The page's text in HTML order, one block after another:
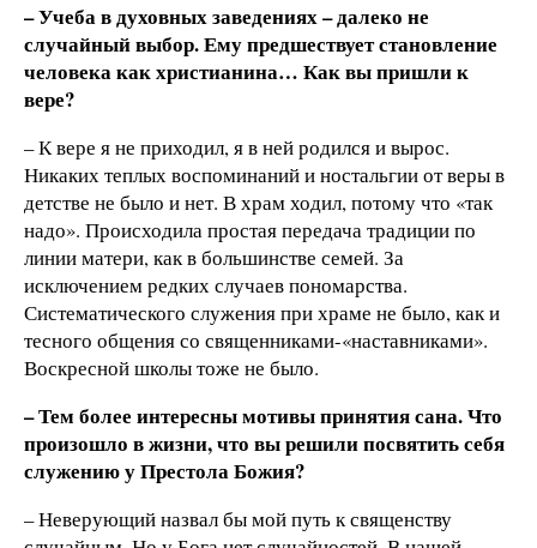
– Учеба в духовных заведениях – далеко не
случайный выбор. Ему предшествует становление
человека как христианина… Как вы пришли к
вере?
– К вере я не приходил, я в ней родился и вырос.
Никаких теплых воспоминаний и ностальгии от веры в
детстве не было и нет. В храм ходил, потому что «так
надо». Происходила простая передача традиции по
линии матери, как в большинстве семей. За
исключением редких случаев пономарства.
Систематического служения при храме не было, как и
тесного общения со священниками-«наставниками».
Воскресной школы тоже не было.
– Тем более интересны мотивы принятия сана. Что
произошло в жизни, что вы решили посвятить себя
служению у Престола Божия?
– Неверующий назвал бы мой путь к священству